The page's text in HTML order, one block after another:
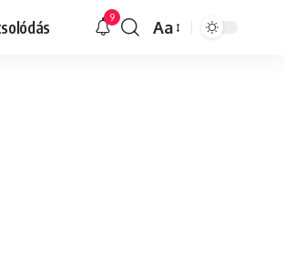
9
Font
Aa